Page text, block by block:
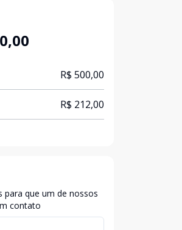
R$ 500,00
R$ 212,00
para que um de nossos
contato